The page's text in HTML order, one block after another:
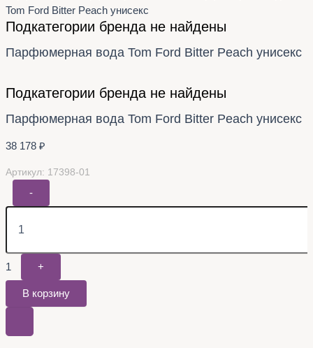
Tom Ford Bitter Peach унисекс
Подкатегории бренда не найдены
Парфюмерная вода Tom Ford Bitter Peach унисекс
Подкатегории бренда не найдены
Парфюмерная вода Tom Ford Bitter Peach унисекс
38 178 ₽
Артикул: 17398-01
-
1 +
В корзину